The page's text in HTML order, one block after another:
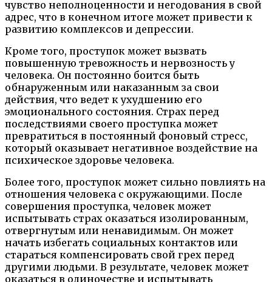
чувство неполноценности и негодования в свой
адрес, что в конечном итоге может привести к
развитию комплексов и депрессии.
Кроме того, проступок может вызвать
повышенную тревожность и нервозность у
человека. Он постоянно боится быть
обнаруженным или наказанным за свои
действия, что ведет к ухудшению его
эмоционального состояния. Страх перед
последствиями своего проступка может
превратиться в постоянный фоновый стресс,
который оказывает негативное воздействие на
психическое здоровье человека.
Более того, проступок может сильно повлиять на
отношения человека с окружающими. После
совершения проступка, человек может
испытывать страх оказаться изолированным,
отвергнутым или ненавидимым. Он может
начать избегать социальных контактов или
стараться компенсировать свой грех перед
другими людьми. В результате, человек может
оказаться в одиночестве и испытывать